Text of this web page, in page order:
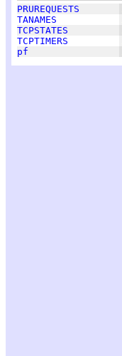
PRUREQUESTS
TANAMES
TCPSTATES
TCPTIMERS
pf